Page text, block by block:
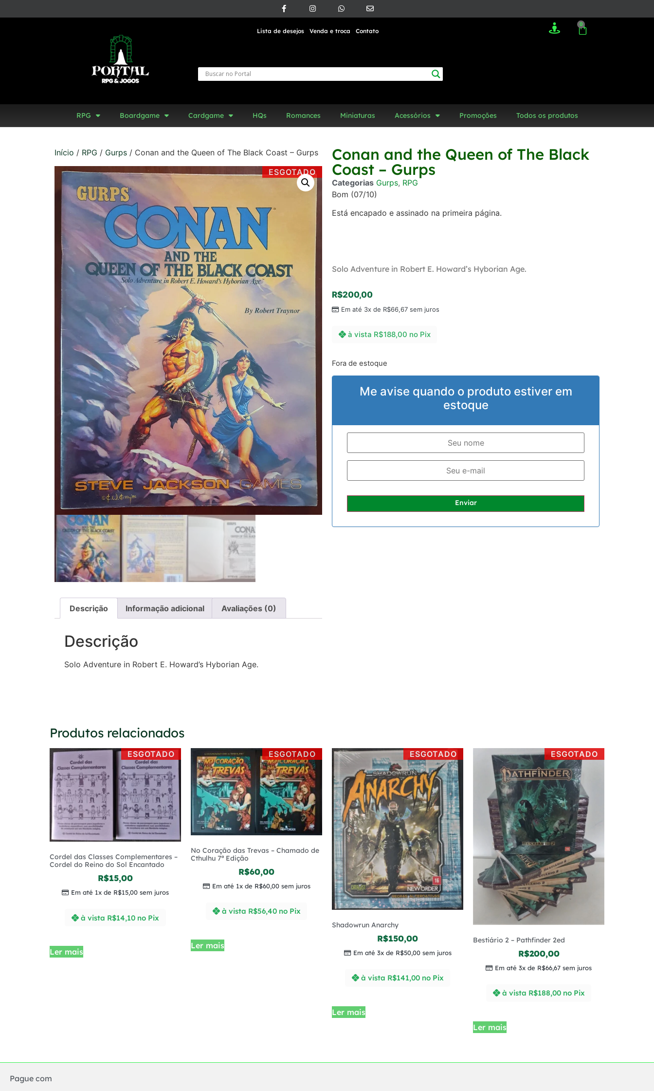
Lista de desejos Venda e troca Contato
0
RPG Boardgame Cardgame HQs Romances Miniaturas Acessórios Promoções Todos os produtos
Início / RPG / Gurps / Conan and the Queen of The Black Coast – Gurps
ESGOTADO
Descrição Informação adicional Avaliações (0)
Descrição
Solo Adventure in Robert E. Howard’s Hyborian Age.
Conan and the Queen of The Black
Coast – Gurps
Categorias Gurps, RPG
Bom (07/10)
Está encapado e assinado na primeira página.
Solo Adventure in Robert E. Howard’s Hyborian Age.
R$200,00
Em até 3x de R$66,67 sem juros
à vista R$188,00 no Pix
Fora de estoque
Me avise quando o produto estiver em
estoque
Enviar
Produtos relacionados
ESGOTADO
Cordel das Classes Complementares –
Cordel do Reino do Sol Encantado
R$15,00
Em até 1x de R$15,00 sem juros
à vista R$14,10 no Pix
Ler mais
ESGOTADO
No Coração das Trevas – Chamado de
Cthulhu 7ª Edição
R$60,00
Em até 1x de R$60,00sem juros
à vista R$56,40 no Pix
Ler mais
ESGOTADO
Shadowrun Anarchy
R$150,00
Em até 3x de R$50,00sem juros
à vista R$141,00 no Pix
Ler mais
ESGOTADO
Bestiário 2 – Pathfinder 2ed
R$200,00
Em até 3x de R$66,67 sem juros
à vista R$188,00 no Pix
Ler mais
Pague com